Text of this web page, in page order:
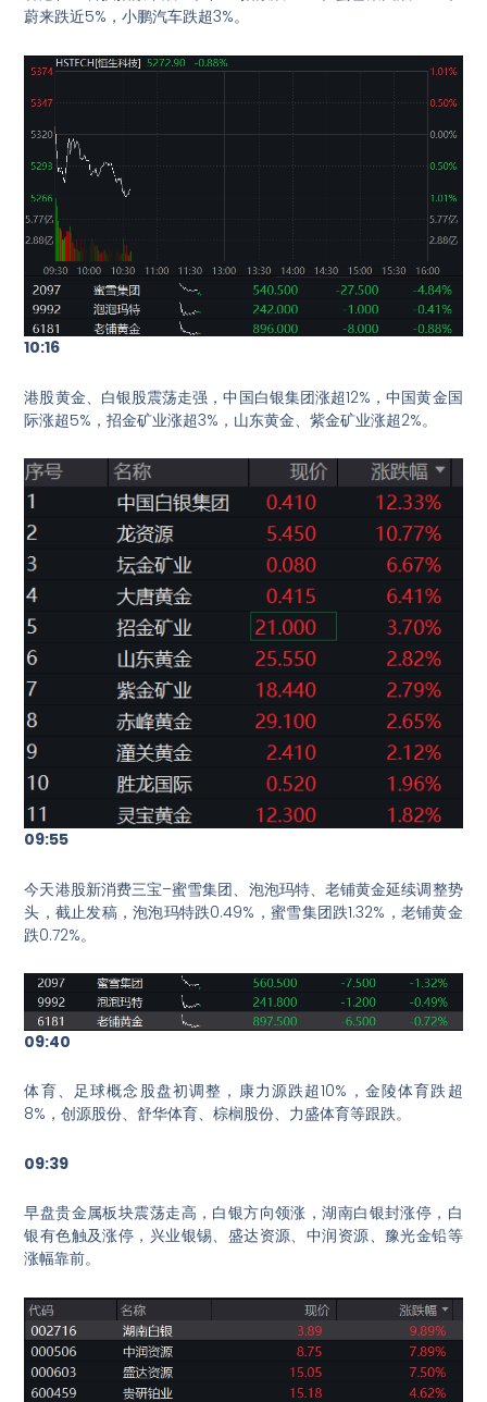
蔚来跌近5%，小鹏汽车跌超3%。
10:16
港股黄金、白银股震荡走强，中国白银集团涨超12%，中国黄金国
际涨超5%，招金矿业涨超3%，山东黄金、紫金矿业涨超2%。
09:55
今天港股新消费三宝–蜜雪集团、泡泡玛特、老铺黄金延续调整势
头，截止发稿，泡泡玛特跌0.49%，蜜雪集团跌1.32%，老铺黄金
跌0.72%。
09:40
体育、足球概念股盘初调整，康力源跌超10%，金陵体育跌超
8%，创源股份、舒华体育、棕榈股份、力盛体育等跟跌。
09:39
早盘贵金属板块震荡走高，白银方向领涨，湖南白银封涨停，白
银有色触及涨停，兴业银锡、盛达资源、中润资源、豫光金铅等
涨幅靠前。